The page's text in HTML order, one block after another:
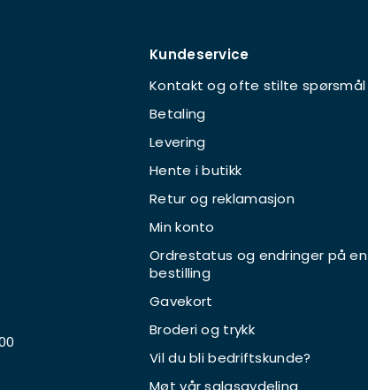
Kundeservice
Kontakt og ofte stilte spørsmål
Betaling
Levering
Hente i butikk
Retur og reklamasjon
Min konto
Ordrestatus og endringer på en
bestilling
Gavekort
Broderi og trykk
Vil du bli bedriftskunde?
Møt vår salgsavdeling